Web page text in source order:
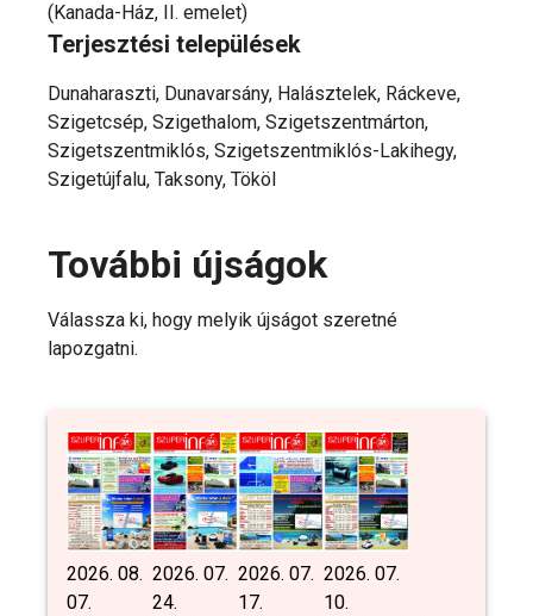
(Kanada-Ház, II. emelet)
Terjesztési települések
Dunaharaszti, Dunavarsány, Halásztelek, Ráckeve,
Szigetcsép, Szigethalom, Szigetszentmárton,
Szigetszentmiklós, Szigetszentmiklós-Lakihegy,
Szigetújfalu, Taksony, Tököl
További újságok
Válassza ki, hogy melyik újságot szeretné
lapozgatni.
2026. 08.
07.
2026. 07.
24.
2026. 07.
17.
2026. 07.
10.